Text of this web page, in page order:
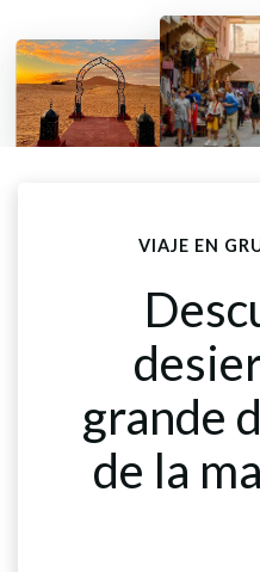
VIAJE EN
grande
de la